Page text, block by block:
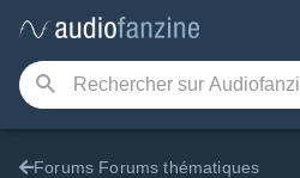
Forums Forums thématiques